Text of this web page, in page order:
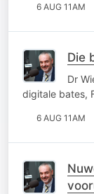
6 AUG 11AM
Die
Dr
digitale bates,
6 AUG 11AM